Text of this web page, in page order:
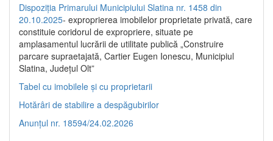
Dispoziția Primarului Municipiului Slatina nr. 1458 din
20.10.2025- exproprierea imobilelor proprietate privată, care
constituie coridorul de expropriere, situate pe
amplasamentul lucrării de utilitate publică „Construire
parcare supraetajată, Cartier Eugen Ionescu, Municipiul
Slatina, Județul Olt”
Tabel cu imobilele și cu proprietarii
Hotărâri de stabilire a despăgubirilor
Anunțul nr. 18594/24.02.2026